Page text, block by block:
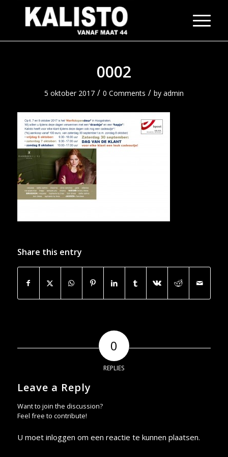
0002
5 oktober 2017 / 0 Comments / by admin
Share this entry
0
REPLIES
Leave a Reply
Want to join the discussion?
Feel free to contribute!
U moet inloggen om een reactie te kunnen plaatsen.